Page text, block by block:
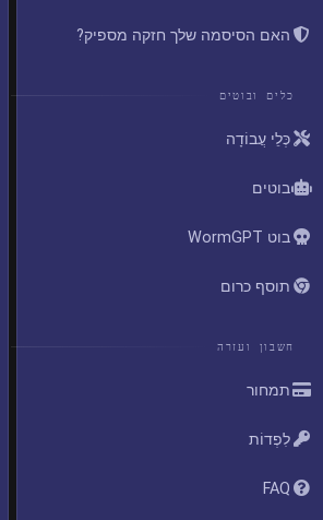
האם הסיסמה שלך חזקה מספיק?
כלים ובוטים
כְּלֵי עֲבוֹדָה
בוטים
בוט WormGPT
תוסף כרום
חשבון ועזרה
תמחור
לִפְדוֹת
FAQ